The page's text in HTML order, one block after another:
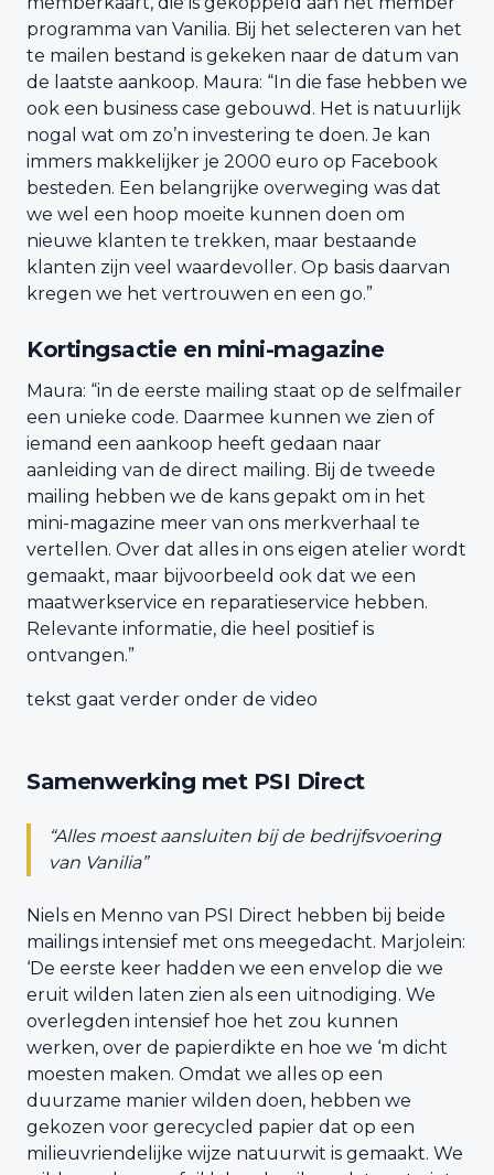
programma van Vanilia. Bij het selecteren van het
te mailen bestand is gekeken naar de datum van
de laatste aankoop. Maura: “In die fase hebben we
ook een business case gebouwd. Het is natuurlijk
nogal wat om zo’n investering te doen. Je kan
immers makkelijker je 2000 euro op Facebook
besteden. Een belangrijke overweging was dat
we wel een hoop moeite kunnen doen om
nieuwe klanten te trekken, maar bestaande
klanten zijn veel waardevoller. Op basis daarvan
kregen we het vertrouwen en een go.”
Kortingsactie en mini-magazine
Maura: “in de eerste mailing staat op de selfmailer
een unieke code. Daarmee kunnen we zien of
iemand een aankoop heeft gedaan naar
aanleiding van de direct mailing. Bij de tweede
mailing hebben we de kans gepakt om in het
mini-magazine meer van ons merkverhaal te
vertellen. Over dat alles in ons eigen atelier wordt
gemaakt, maar bijvoorbeeld ook dat we een
maatwerkservice en reparatieservice hebben.
Relevante informatie, die heel positief is
ontvangen.”
tekst gaat verder onder de video
Samenwerking met PSI Direct
“Alles moest aansluiten bij de bedrijfsvoering
van Vanilia”
Niels en Menno van PSI Direct hebben bij beide
mailings intensief met ons meegedacht. Marjolein:
‘De eerste keer hadden we een envelop die we
eruit wilden laten zien als een uitnodiging. We
overlegden intensief hoe het zou kunnen
werken, over de papierdikte en hoe we ‘m dicht
moesten maken. Omdat we alles op een
duurzame manier wilden doen, hebben we
gekozen voor gerecycled papier dat op een
milieuvriendelijke wijze natuurwit is gemaakt. We